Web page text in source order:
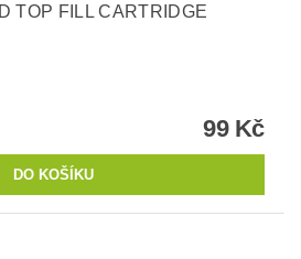
TOP FILL CARTRIDGE
99 Kč